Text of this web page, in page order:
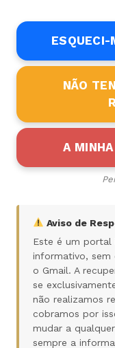
ESQUECI-
NÃO
A
Aviso de
Este é um portal
informativo, sem
o Gmail. A
se
não realizamos
cobramos por
mudar a
sempre a